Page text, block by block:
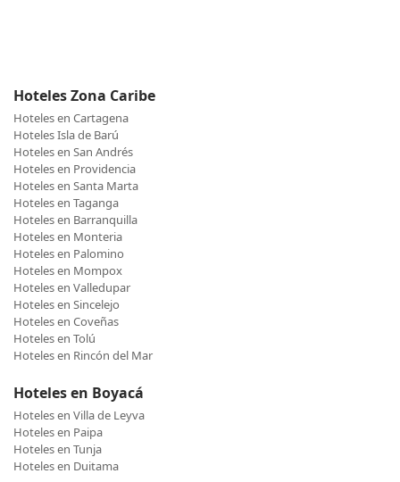
Hoteles Zona Caribe
Hoteles en Cartagena
Hoteles Isla de Barú
Hoteles en San Andrés
Hoteles en Providencia
Hoteles en Santa Marta
Hoteles en Taganga
Hoteles en Barranquilla
Hoteles en Monteria
Hoteles en Palomino
Hoteles en Mompox
Hoteles en Valledupar
Hoteles en Sincelejo
Hoteles en Coveñas
Hoteles en Tolú
Hoteles en Rincón del Mar
Hoteles en Boyacá
Hoteles en Villa de Leyva
Hoteles en Paipa
Hoteles en Tunja
Hoteles en Duitama